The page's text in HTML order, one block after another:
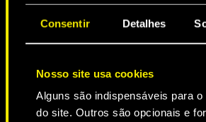
Consentir Detalhes
Nosso site usa cookies
Alguns são indispensáveis para o
do site. Outros são opcionais e
ADAM